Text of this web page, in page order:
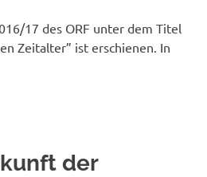
17 des ORF unter dem Titel
Zeitalter” ist erschienen. In
der